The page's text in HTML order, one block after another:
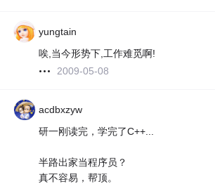
yungtain
唉,当今形势下,工作难觅啊!
2009-05-08
acdbxzyw
研一刚读完，学完了C++...
半路出家当程序员？
真不容易，帮顶。